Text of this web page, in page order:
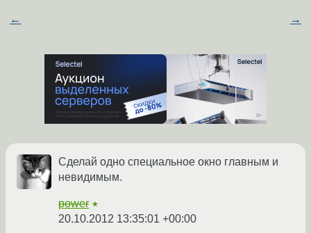
← →
Сделай одно специальное окно главным и
невидимым.
power ★
20.10.2012 13:35:01 +00:00